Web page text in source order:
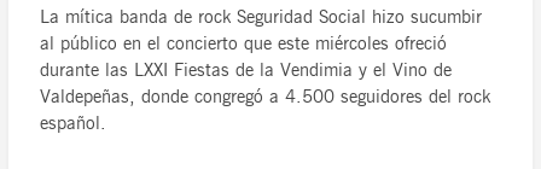
La mítica banda de rock Seguridad Social hizo sucumbir
al público en el concierto que este miércoles ofreció
durante las LXXI Fiestas de la Vendimia y el Vino de
Valdepeñas, donde congregó a 4.500 seguidores del rock
español.